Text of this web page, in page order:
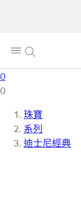
0
0
珠寶
系列
迪士尼經典